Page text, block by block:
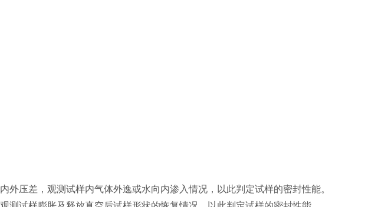
压差，观测试样内气体外逸或水向内渗入情况，以此判定试样的密封性能。